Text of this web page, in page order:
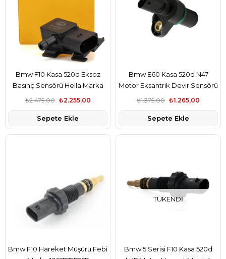
Bmw F10 Kasa 520d Eksoz
Basınç Sensörü Hella Marka
13627805152
₺2.255,00
₺2.475,00
Sepete Ekle
Bmw E60 Kasa 520d N47
Motor Eksantrik Devir Sensörü
Fae Marka 13627803093-1
₺1.265,00
₺1.375,00
Sepete Ekle
Bmw F10 Hareket Müşürü Febi
TÜKENDI
Bmw 5 Serisi F10 Kasa 520d